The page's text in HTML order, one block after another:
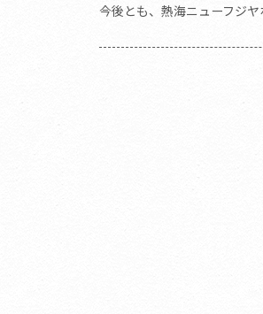
今後とも、熱海ニューフジ